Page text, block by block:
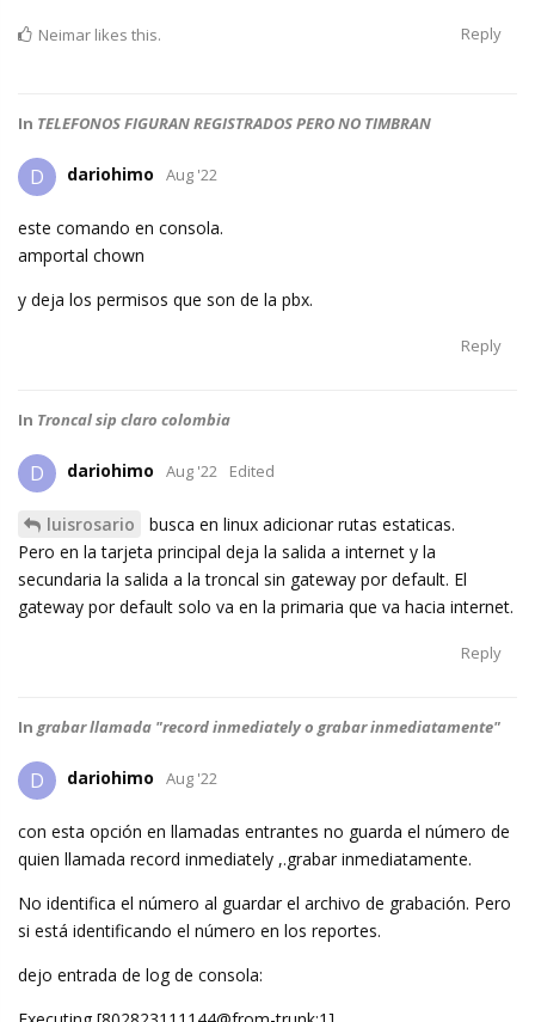
Reply
Neimar likes this.
In TELEFONOS FIGURAN REGISTRADOS PERO NO TIMBRAN
D dariohimo Aug '22
este comando en consola.
amportal chown
y deja los permisos que son de la pbx.
Reply
In Troncal sip claro colombia
D dariohimo Aug '22 Edited
luisrosario
busca en linux adicionar rutas estaticas.
Pero en la tarjeta principal deja la salida a internet y la
secundaria la salida a la troncal sin gateway por default. El
gateway por default solo va en la primaria que va hacia internet.
Reply
In grabar llamada "record inmediately o grabar inmediatamente"
D dariohimo Aug '22
con esta opción en llamadas entrantes no guarda el número de
quien llamada record inmediately ,.grabar inmediatamente.
No identifica el número al guardar el archivo de grabación. Pero
si está identificando el número en los reportes.
dejo entrada de log de consola: